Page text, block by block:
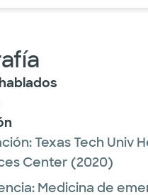
Texas Tech Univ
Center (2020)
Medicina de